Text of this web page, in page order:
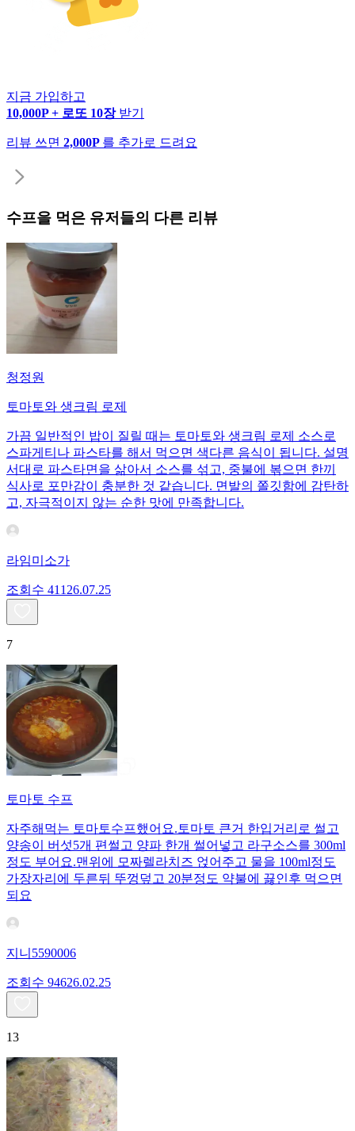
지금 가입하고
10,000P + 로또 10장 받기
리뷰 쓰면 2,000P 를 추가로 드려요
수프을 먹은 유저들의 다른 리뷰
청정원
토마토와 생크림 로제
가끔 일반적인 밥이 질릴 때는 토마토와 생크림 로제 소스로
스파게티나 파스타를 해서 먹으면 색다른 음식이 됩니다. 설명
서대로 파스타면을 삶아서 소스를 섞고, 중불에 볶으면 한끼
식사로 포만감이 충분한 것 같습니다. 면발의 쫄깃함에 감탄하
고, 자극적이지 않는 순한 맛에 만족합니다.
라임미소가
조회수 411 26.07.25
7
토마토 수프
자주해먹는 토마토수프했어요.토마토 큰거 한입거리로 썰고
양송이 버섯5개 편썰고 양파 한개 썰어넣고 라구소스를 300ml
정도 부어요.맨위에 모짜렐라치즈 얹어주고 물을 100ml정도
가장자리에 두른뒤 뚜껑덮고 20분정도 약불에 끓인후 먹으면
되요
지니5590006
조회수 94626.02.25
13